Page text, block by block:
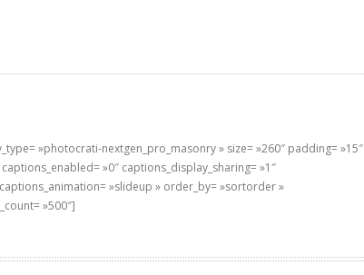
»photocrati-nextgen_pro_masonry » size= »260″ padding= »15″
»0″ captions_display_sharing= »1″
»slideup » order_by= »sortorder »
»500″]